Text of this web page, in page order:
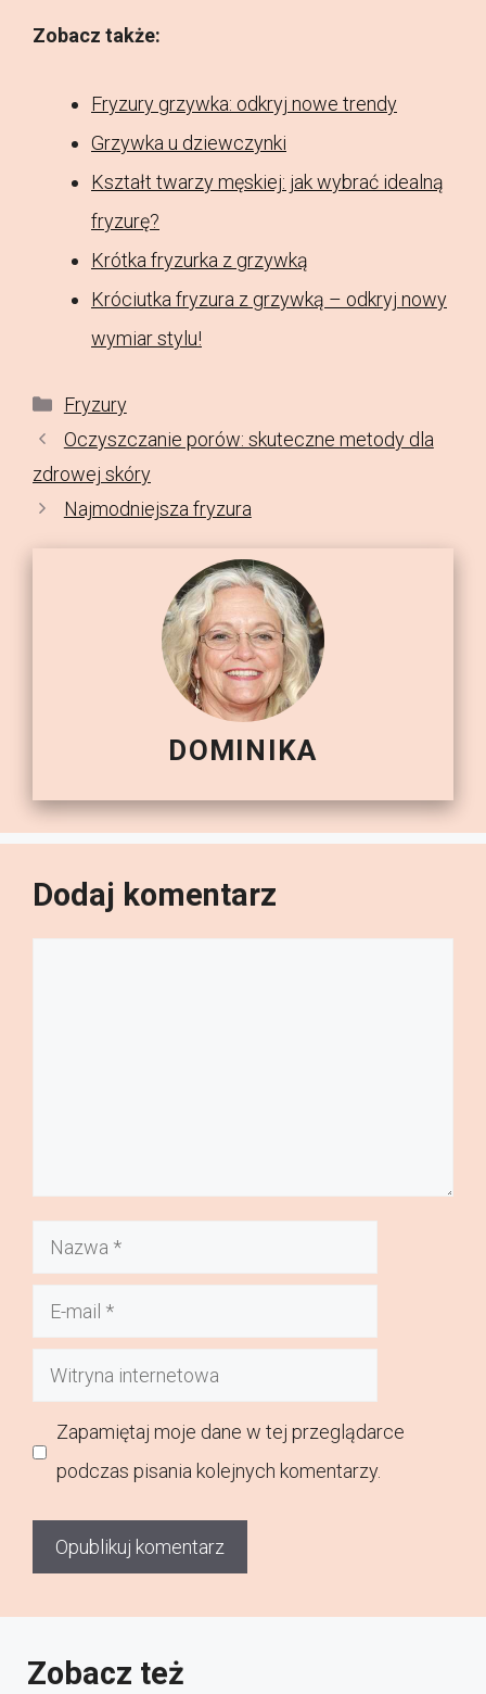
Zobacz także:
Fryzury grzywka: odkryj nowe trendy
Grzywka u dziewczynki
Kształt twarzy męskiej: jak wybrać idealną
fryzurę?
Krótka fryzurka z grzywką
Króciutka fryzura z grzywką – odkryj nowy
wymiar stylu!
Kategorie
Fryzury
Oczyszczanie porów: skuteczne metody dla
zdrowej skóry
Najmodniejsza fryzura
DOMINIKA
Dodaj komentarz
Nazwa
mail
Witryna
internetowa
Zapamiętaj moje dane w tej przeglądarce
podczas pisania kolejnych komentarzy.
Zobacz też